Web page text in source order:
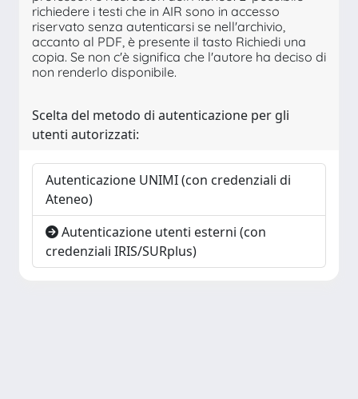
richiedere i testi che in AIR sono in accesso
riservato senza autenticarsi se nell'archivio,
accanto al PDF, è presente il tasto Richiedi una
copia. Se non c'è significa che l'autore ha deciso di
non renderlo disponibile.
Scelta del metodo di autenticazione per gli
utenti autorizzati:
Autenticazione UNIMI (con credenziali di
Ateneo)
Autenticazione utenti esterni (con
credenziali IRIS/SURplus)